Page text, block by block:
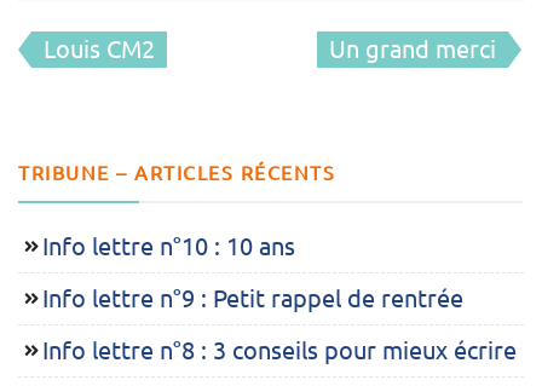
Navigation
de
Louis CM2 Un grand merci
TRIBUNE – ARTICLES RÉCENTS
Info lettre n°10 : 10 ans
Info lettre n°9 : Petit rappel de rentrée
Info lettre n°8 : 3 conseils pour mieux écrire